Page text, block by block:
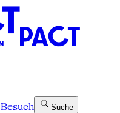
Besuch Suche